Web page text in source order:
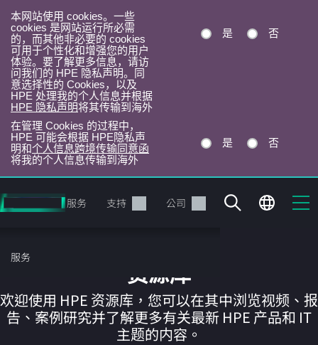
本网站使用 cookies。一些
cookies 是网站运行所必需
的，而其他非必要的 cookies
可用于个性化和增强您的用户
体验。要了解更多信息，请访
问我们的 HPE 隐私声明。同
意选择性的 Cookies，以及
HPE 处理我的个人信息并根据
HPE 隐私声明将其传输到海外
是 否
在管理 Cookies 的过程中，
HPE 可能会根据 HPE隐私声
明和个人信息跨境传输同意函
将我的个人信息传输到海外
是 否
转
到
目
录
服务 支持 公司
服务 资源库
欢迎使用 HPE 资源库，您可以在其中浏览视频、报
告、案例研究并了解更多有关最新 HPE 产品和 IT
主题的内容。